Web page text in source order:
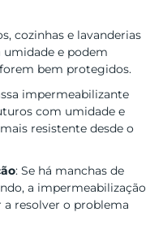
cozinhas e lavanderias
umidade e podem
bem protegidos.
impermeabilizante
com umidade e
resistente desde o
: Se há manchas de
a impermeabilização
resolver o problema